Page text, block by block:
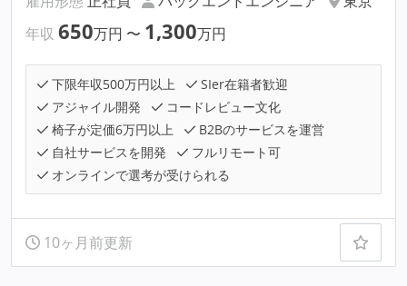
年収 650万円 〜 1,300万円
下限年収500万円以上
SIer在籍者歓迎
アジャイル開発
コードレビュー文化
椅子が定価6万円以上
B2Bのサービスを運営
自社サービスを開発
フルリモート可
オンラインで選考が受けられる
10ヶ月前更新